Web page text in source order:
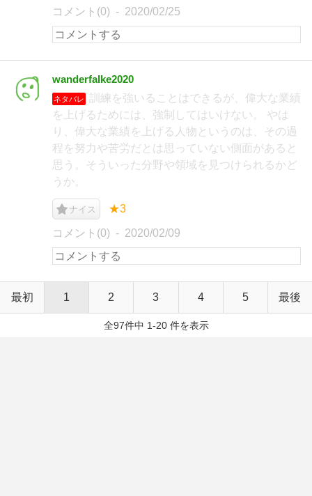
コメント(0) 2020/02/25
wanderfalke2020
ネタバレ
訓練を強いることはできるが、偉大な業績
を上げるためには、強制してはいけない。 やは
り、偉大な業績を上げる人物というのは、その過
程を努力や苦労だとは思っていない側面があると
思う。そういった分野や領域を見つけられるかど
うか。
ナイス ★3
コメント(0) 2020/02/09
最初 1 2 3 4 5 最後
全97件中 1-20 件を表示